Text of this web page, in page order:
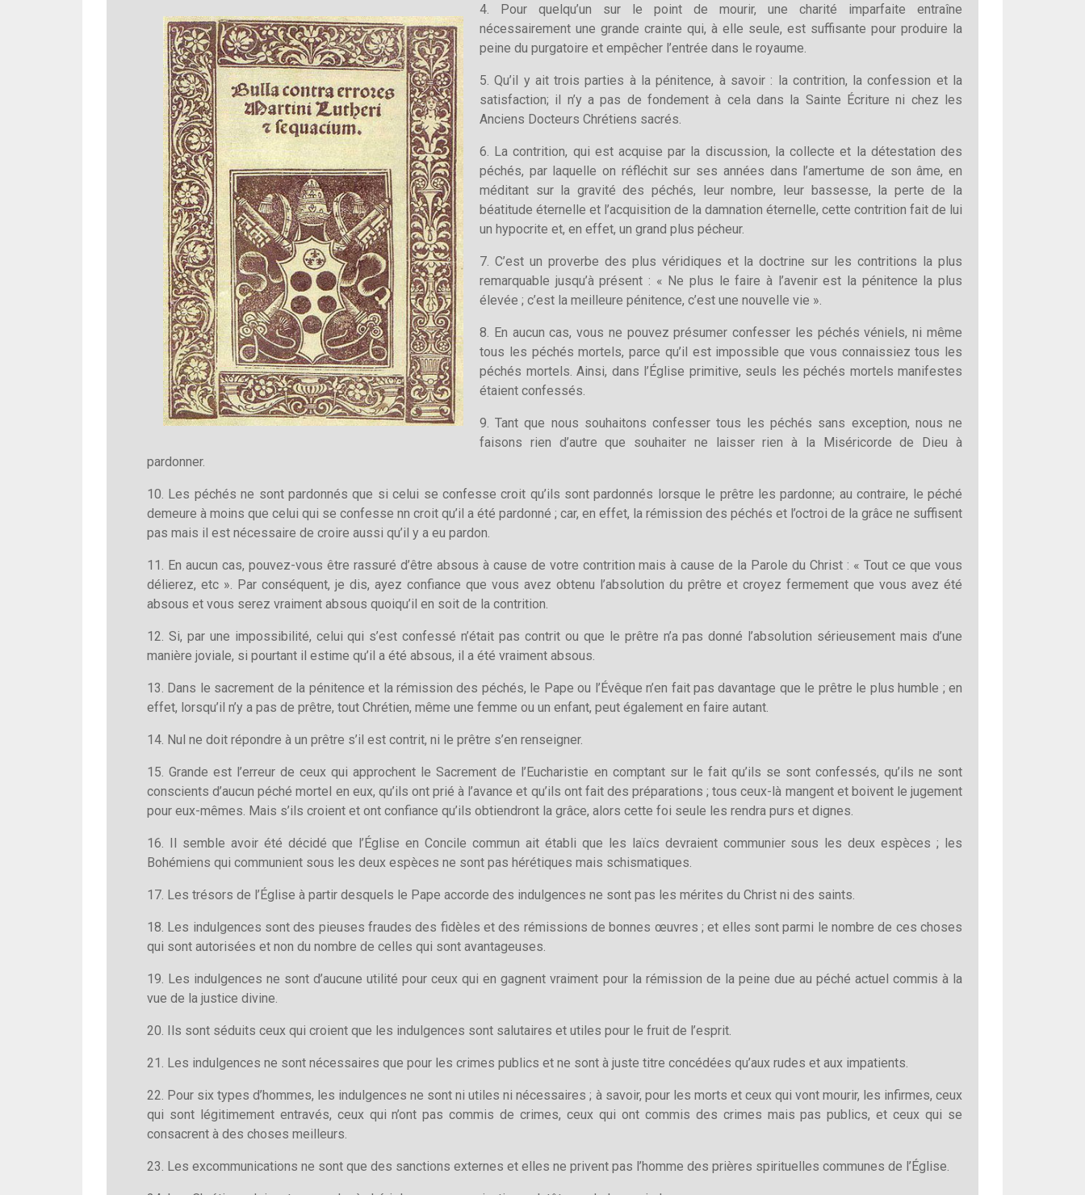
4. Pour quelqu’un sur le point de mourir, une charité imparfaite entraîne
nécessairement une grande crainte qui, à elle seule, est suffisante pour produire la
peine du purgatoire et empêcher l’entrée dans le royaume.
5. Qu’il y ait trois parties à la pénitence, à savoir : la contrition, la confession et la
satisfaction; il n’y a pas de fondement à cela dans la Sainte Écriture ni chez les
Anciens Docteurs Chrétiens sacrés.
6. La contrition, qui est acquise par la discussion, la collecte et la détestation des
péchés, par laquelle on réfléchit sur ses années dans l’amertume de son âme, en
méditant sur la gravité des péchés, leur nombre, leur bassesse, la perte de la
béatitude éternelle et l’acquisition de la damnation éternelle, cette contrition fait de lui
un hypocrite et, en effet, un grand plus pécheur.
7. C’est un proverbe des plus véridiques et la doctrine sur les contritions la plus
remarquable jusqu’à présent : « Ne plus le faire à l’avenir est la pénitence la plus
élevée ; c’est la meilleure pénitence, c’est une nouvelle vie ».
8. En aucun cas, vous ne pouvez présumer confesser les péchés véniels, ni même
tous les péchés mortels, parce qu’il est impossible que vous connaissiez tous les
péchés mortels. Ainsi, dans l’Église primitive, seuls les péchés mortels manifestes
étaient confessés.
9. Tant que nous souhaitons confesser tous les péchés sans exception, nous ne
faisons rien d’autre que souhaiter ne laisser rien à la Miséricorde de Dieu à
pardonner.
10. Les péchés ne sont pardonnés que si celui se confesse croit qu’ils sont pardonnés lorsque le prêtre les pardonne; au contraire, le péché
demeure à moins que celui qui se confesse nn croit qu’il a été pardonné ; car, en effet, la rémission des péchés et l’octroi de la grâce ne suffisent
pas mais il est nécessaire de croire aussi qu’il y a eu pardon.
11. En aucun cas, pouvez-vous être rassuré d’être absous à cause de votre contrition mais à cause de la Parole du Christ : « Tout ce que vous
délierez, etc ». Par conséquent, je dis, ayez confiance que vous avez obtenu l’absolution du prêtre et croyez fermement que vous avez été
absous et vous serez vraiment absous quoiqu’il en soit de la contrition.
12. Si, par une impossibilité, celui qui s’est confessé n’était pas contrit ou que le prêtre n’a pas donné l’absolution sérieusement mais d’une
manière joviale, si pourtant il estime qu’il a été absous, il a été vraiment absous.
13. Dans le sacrement de la pénitence et la rémission des péchés, le Pape ou l’Évêque n’en fait pas davantage que le prêtre le plus humble ; en
effet, lorsqu’il n’y a pas de prêtre, tout Chrétien, même une femme ou un enfant, peut également en faire autant.
14. Nul ne doit répondre à un prêtre s’il est contrit, ni le prêtre s’en renseigner.
15. Grande est l’erreur de ceux qui approchent le Sacrement de l’Eucharistie en comptant sur le fait qu’ils se sont confessés, qu’ils ne sont
conscients d’aucun péché mortel en eux, qu’ils ont prié à l’avance et qu’ils ont fait des préparations ; tous ceux-là mangent et boivent le jugement
pour eux-mêmes. Mais s’ils croient et ont confiance qu’ils obtiendront la grâce, alors cette foi seule les rendra purs et dignes.
16. Il semble avoir été décidé que l’Église en Concile commun ait établi que les laïcs devraient communier sous les deux espèces ; les
Bohémiens qui communient sous les deux espèces ne sont pas hérétiques mais schismatiques.
17. Les trésors de l’Église à partir desquels le Pape accorde des indulgences ne sont pas les mérites du Christ ni des saints.
18. Les indulgences sont des pieuses fraudes des fidèles et des rémissions de bonnes œuvres ; et elles sont parmi le nombre de ces choses
qui sont autorisées et non du nombre de celles qui sont avantageuses.
19. Les indulgences ne sont d’aucune utilité pour ceux qui en gagnent vraiment pour la rémission de la peine due au péché actuel commis à la
vue de la justice divine.
20. Ils sont séduits ceux qui croient que les indulgences sont salutaires et utiles pour le fruit de l’esprit.
21. Les indulgences ne sont nécessaires que pour les crimes publics et ne sont à juste titre concédées qu’aux rudes et aux impatients.
22. Pour six types d’hommes, les indulgences ne sont ni utiles ni nécessaires ; à savoir, pour les morts et ceux qui vont mourir, les infirmes, ceux
qui sont légitimement entravés, ceux qui n’ont pas commis de crimes, ceux qui ont commis des crimes mais pas publics, et ceux qui se
consacrent à des choses meilleurs.
23. Les excommunications ne sont que des sanctions externes et elles ne privent pas l’homme des prières spirituelles communes de l’Église.